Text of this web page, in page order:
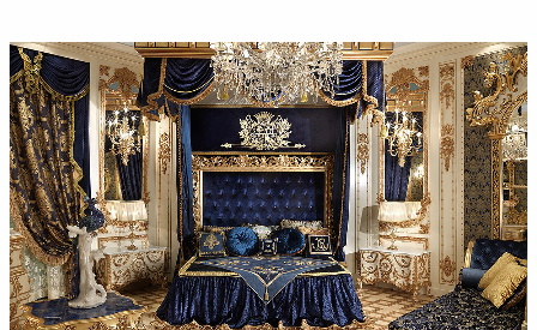
Пример композиции для спальной комнаты. В композицию входят:
двуспальная кровать, прикроватные тумбочки, подставка, кушетка